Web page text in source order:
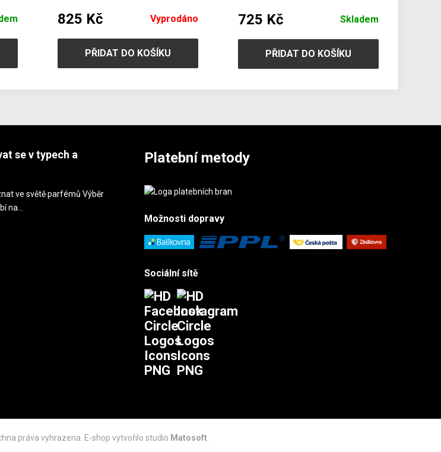
825 Kč Vyprodáno
PŘIDAT DO KOŠÍKU
725 Kč Skladem
PŘIDAT DO KOŠÍKU
se v typech a
ve světě parfémů Výběr
na…
Platební metody
Možnostidopravy
Sociální sítě
práva vyhrazena. E-shop vytvořilo studio Matosoft